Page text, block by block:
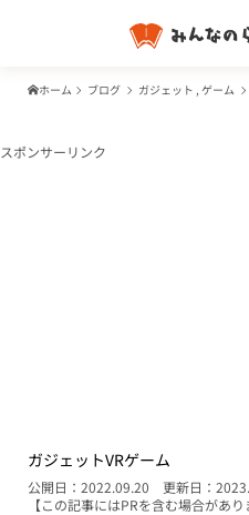
ホーム ブログ ガジェット , ゲーム
スポンサーリンク
ガジェットVRゲーム
公開日：2022.09.20
更新日：
【この記事にはPRを含む場合があり